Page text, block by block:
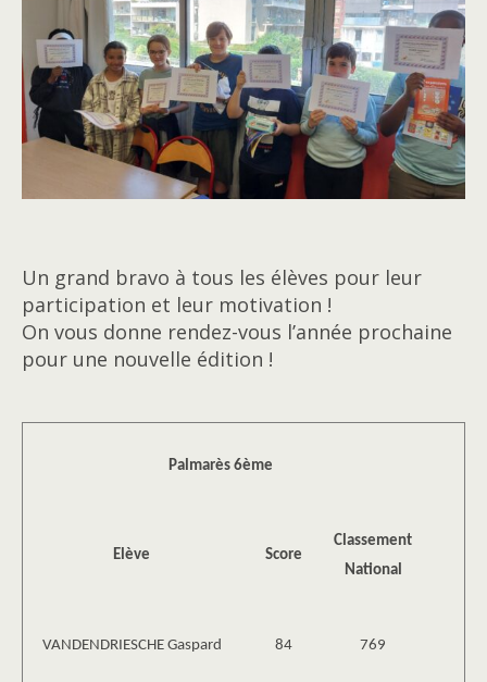
Un grand bravo à tous les élèves pour leur
participation et leur motivation !
On vous donne rendez-vous l’année prochaine
pour une nouvelle édition !
Palmarès 6ème
Elève Score
Classement
National
VANDENDRIESCHE Gaspard 84 769